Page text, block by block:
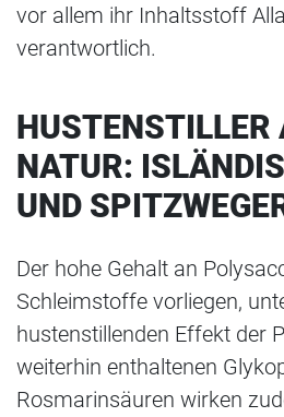
vor allem ihr Inhaltsstoff
verantwortlich.
HUSTENSTILLER
NATUR:
UND
Der hohe Gehalt an
Schleimstoffe vorliegen,
hustenstillenden Effekt der
weiterhin enthaltenen
Rosmarinsäuren wirken